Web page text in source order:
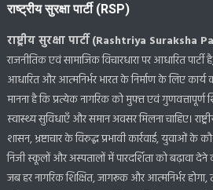
राष्ट्रीय सुरक्षा पार्टी (RSP)
राष्ट्रीय सुरक्षा पार्टी (Rashtriya Suraksha
राजनीतिक एवं सामाजिक विचारधारा पर आधारित पार्टी
आधारित और आत्मनिर्भर भारत के निर्माण के लिए
मानना है कि प्रत्येक नागरिक को मुफ्त एवं गुणवत्तापूर्ण
स्वास्थ्य सुविधाएँ और समान अवसर मिलना चाहिए।
शासन, भ्रष्टाचार के विरुद्ध प्रभावी कार्रवाई, युवाओं
निजी स्कूलों और अस्पतालों में पारदर्शिता को बढ़ावा देने
जब हर नागरिक शिक्षित, जागरूक और आत्मनिर्भर